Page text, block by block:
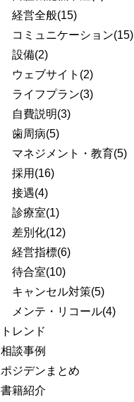
経営全般(15)
コミュニケーション(15)
設備(2)
ウェブサイト(2)
ライフプラン(3)
自費説明(3)
歯周病(5)
マネジメント・教育(5)
採用(16)
接遇(4)
診療室(1)
差別化(12)
経営指標(6)
待合室(10)
キャンセル対策(5)
メンテ・リコール(4)
トレンド
相談事例
ポジデンまとめ
書籍紹介